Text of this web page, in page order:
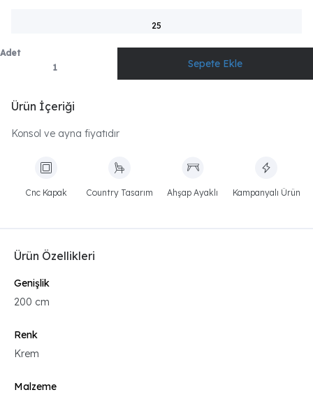
25
Adet
Ürün İçeriği
Konsol ve ayna fiyatıdır
Cnc Kapak Country Tasarım Ahşap Ayaklı Kampanyalı Ürün
Ürün Özellikleri
Genişlik
200 cm
Renk
Krem
Malzeme